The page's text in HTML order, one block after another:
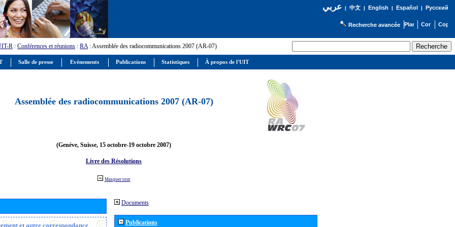
عربي| 中文| English | Español | Русский
Recherche avancée
R : Conférences et réunions : RA: Assemblée des radiocommunications 2007 (AR-07)
Assemblée des radiocommunications 2007 (AR-07)
(Genève, Suisse, 15 octobre-19 octobre 2007)
Livre des Résolutions
Masquer tout
et autre correspondance
Documents
Publications
Salle de presse Evénements Publications Statistiques À propos de l'UIT